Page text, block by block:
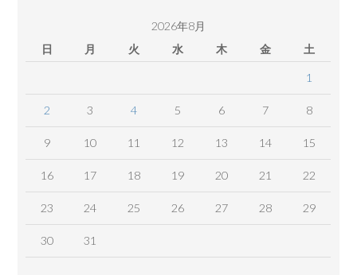
2026年8月
日
月 火 水 木 金 土
1
2 3 4 5 6 7 8
9 10 11 12 13 14 15
16 17 18 19 20 21 22
23 24 25 26 27 28 29
30 31